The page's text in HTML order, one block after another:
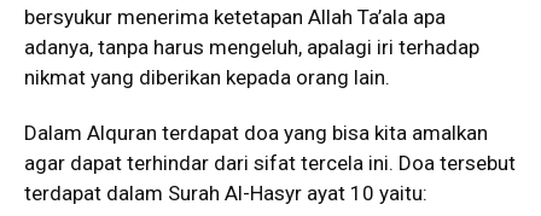
bersyukur menerima ketetapan Allah Ta’ala apa
adanya, tanpa harus mengeluh, apalagi iri terhadap
nikmat yang diberikan kepada orang lain.
Dalam Alquran terdapat doa yang bisa kita amalkan
agar dapat terhindar dari sifat tercela ini. Doa tersebut
terdapat dalam Surah Al-Hasyr ayat 10 yaitu: